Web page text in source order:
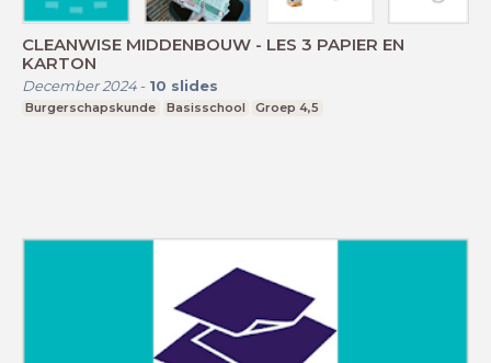
CLEANWISE MIDDENBOUW - LES 3 PAPIER EN
KARTON
December 2024- 10 slides
Burgerschapskunde Basisschool Groep 4,5